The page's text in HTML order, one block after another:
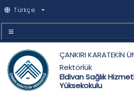
Türkçe
ÇANKIRI KARATEKİN
Rektörlük
Eldivan Sağlık
Yüksekokulu